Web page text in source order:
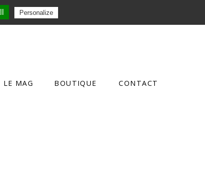
Personalize
LE MAG BOUTIQUE CONTACT